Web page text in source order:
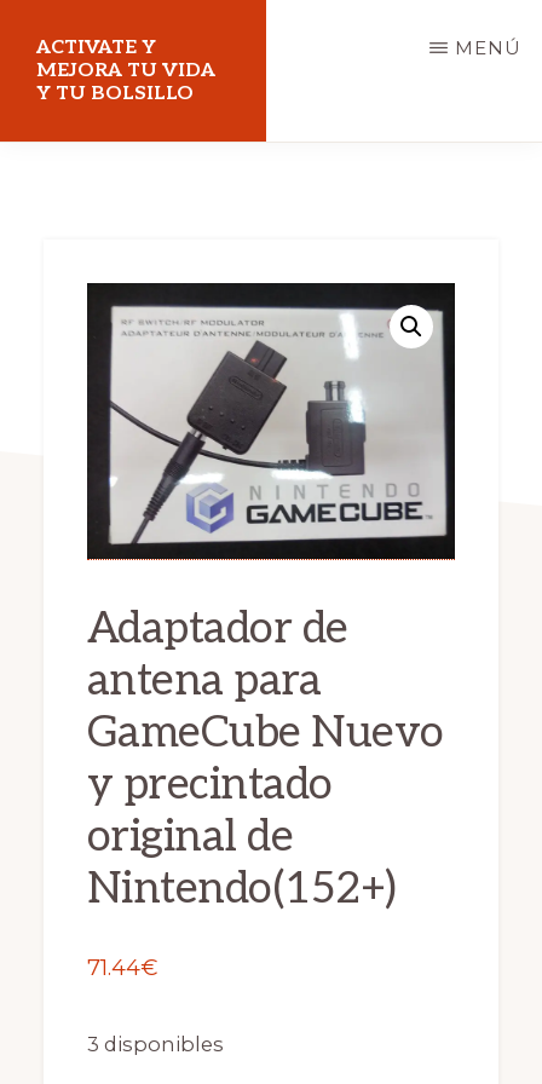
contenido
principal
ACTIVATE Y
MEJORA TU VIDA
Y TU BOLSILLO
MENÚ
Adaptador de
antena para
GameCube Nuevo
y precintado
original de
Nintendo(152+)
71.44€
3 disponibles